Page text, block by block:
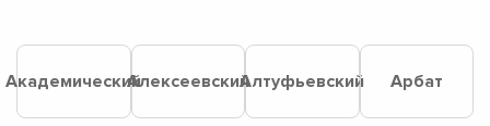
АкадемическийАлексеевскийАлтуфьевский Арбат